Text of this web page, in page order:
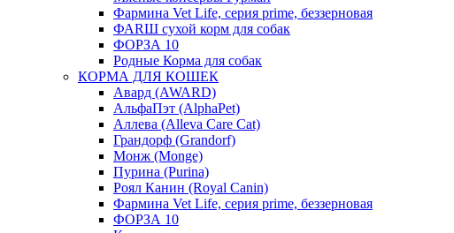
Фармина Vet Life, серия prime, беззерновая
ФАRШ сухой корм для собак
ФОРЗА 10
Родные Корма для собак
КОРМА ДЛЯ КОШЕК
Авард (AWARD)
АльфаПэт (AlphaPet)
Аллева (Alleva Care Cat)
Грандорф (Grandorf)
Монж (Monge)
Пурина (Purina)
Роял Канин (Royal Canin)
Фармина Vet Life, серия prime, беззерновая
ФОРЗА 10